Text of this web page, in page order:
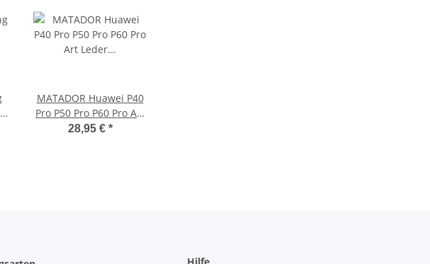
MATADOR Huawei P40
Pro P50 Pro P60 Pro Art
Leder Gürteltasche
28,95 € *